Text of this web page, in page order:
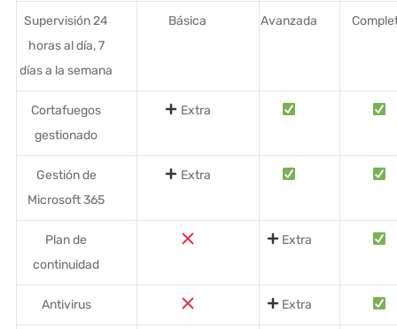
Supervisión 24
horas al día, 7
días a la semana
Básica Avanzada
Cortafuegos
gestionado
Extra
Gestión de
Microsoft 365
Extra
Plan de
continuidad
Extra
Antivirus Extra